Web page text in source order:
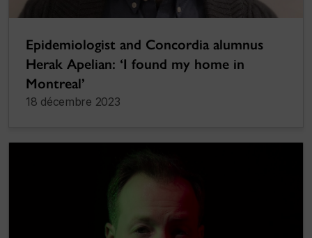
Epidemiologist and Concordia alumnus
Herak Apelian: ‘I found my home in
Montreal’
18 décembre 2023